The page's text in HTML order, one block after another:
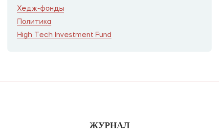
Хедж-фонды
Политика
High Tech Investment Fund
ЖУРНАЛ